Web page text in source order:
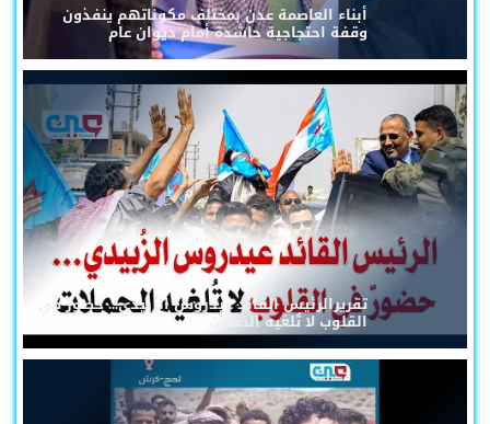
أبناء العاصمة عدن بمختلف مكوناتهم ينفذون
وقفة احتجاجية حاشدة أمام ديوان عام
تقريرالرئيس القائد عيدروس الزُبيدي... حضورٌ في
القلوب لا تُلغيه الحملات